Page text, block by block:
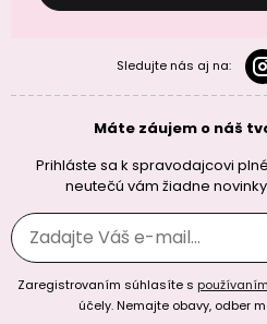
Sledujte nás aj na:
Máte záujem o náš
Prihláste sa k spravodajcovi
neutečú vám žiadne
Zaregistrovaním súhlasíte s
účely. Nemajte obavy, odber